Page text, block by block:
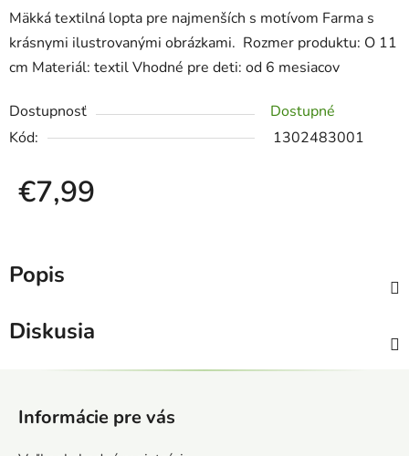
Mäkká textilná lopta pre najmenších s motívom Farma s
krásnymi ilustrovanými obrázkami. Rozmer produktu: O 11
cm Materiál: textil Vhodné pre deti: od 6 mesiacov
Dostupnosť
Dostupné
Kód:
1302483001
€7,99
Popis
Diskusia
Informácie pre vás